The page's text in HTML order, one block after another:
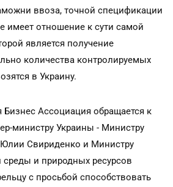
ввоза, точной спецификации
имеет отношение к сути самой
является получение
количества контролируемых
в Украину.
Бизнес Ассоциация обращается к
министру Украины - Министру
Свириденко и Министру
и природных ресурсов
с просьбой способствовать